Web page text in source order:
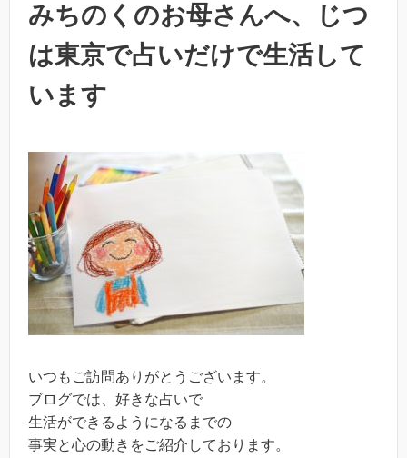
みちのくのお母さんへ、じつ
は東京で占いだけで生活して
います
いつもご訪問ありがとうございます。
ブログでは、好きな占いで
生活ができるようになるまでの
事実と心の動きをご紹介しております。